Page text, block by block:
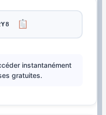
instantanément
gratuites.